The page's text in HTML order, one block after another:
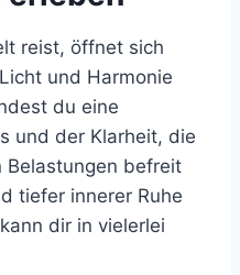
reist, öffnet sich
und Harmonie
du eine
und der Klarheit, die
Belastungen befreit
tiefer innerer Ruhe
dir in vielerlei